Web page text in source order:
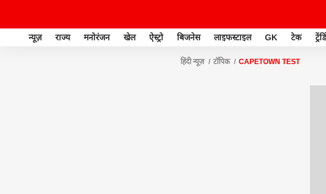
न्यूज़ राज्य मनोरंजन खेल ऐस्ट्रो बिजनेस लाइफस्टाइल GK टेक
हिंदी न्यूज़ टॉपिक CAPETOWN TEST